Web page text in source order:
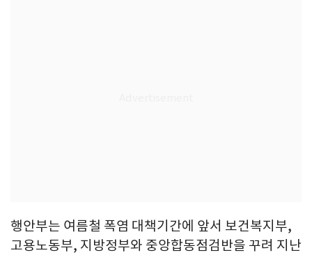
행안부는 여름철 폭염 대책기간에 앞서 보건복지부,
고용노동부, 지방정부와 중앙합동점검반을 꾸려 지난